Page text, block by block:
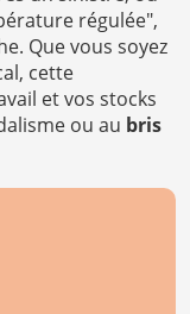
régulée",
Que vous soyez
cette
et vos stocks
ou au bris